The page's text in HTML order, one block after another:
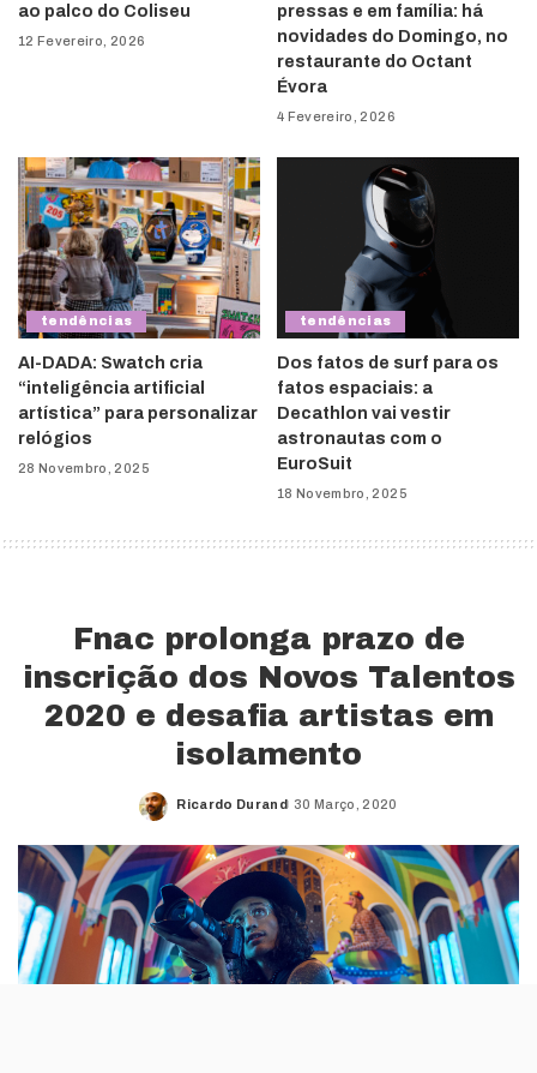
ao palco do Coliseu
12 Fevereiro, 2026
pressas e em família: há
novidades do Domingo, no
restaurante do Octant
Évora
4 Fevereiro, 2026
tendências
AI-DADA: Swatch cria
“inteligência artificial
artística” para personalizar
relógios
28 Novembro, 2025
tendências
Dos fatos de surf para os
fatos espaciais: a
Decathlon vai vestir
astronautas com o
EuroSuit
18 Novembro, 2025
Fnac prolonga prazo de
inscrição dos Novos Talentos
2020 e desafia artistas em
isolamento
Posted
Ricardo Durand 30 Março, 2020